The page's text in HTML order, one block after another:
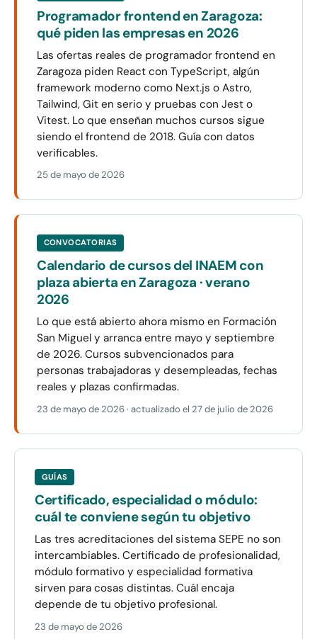
Programador frontend en Zaragoza:
qué piden las empresas en 2026
Las ofertas reales de programador frontend en
Zaragoza piden React con TypeScript, algún
framework moderno como Next.js o Astro,
Tailwind, Git en serio y pruebas con Jest o
Vitest. Lo que enseñan muchos cursos sigue
siendo el frontend de 2018. Guía con datos
verificables.
25 de mayo de 2026
CONVOCATORIAS
Calendario de cursos del INAEM con
plaza abierta en Zaragoza · verano
2026
Lo que está abierto ahora mismo en Formación
San Miguel y arranca entre mayo y septiembre
de 2026. Cursos subvencionados para
personas trabajadoras y desempleadas, fechas
reales y plazas confirmadas.
23 de mayo de 2026· actualizado el 27 de julio de 2026
GUÍAS
Certificado, especialidad o módulo:
cuál te conviene según tu objetivo
Las tres acreditaciones del sistema SEPE no son
intercambiables. Certificado de profesionalidad,
módulo formativo y especialidad formativa
sirven para cosas distintas. Cuál encaja
depende de tu objetivo profesional.
23 de mayo de 2026